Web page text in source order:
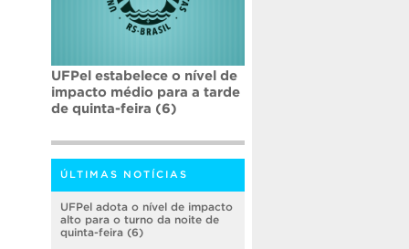
UFPel estabelece o nível de
impacto médio para a tarde
de quinta-feira (6)
ÚLTIMAS NOTÍCIAS
UFPel adota o nível de impacto
alto para o turno da noite de
quinta-feira (6)